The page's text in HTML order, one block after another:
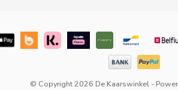
© Copyright 2026 De Kaarswinkel -